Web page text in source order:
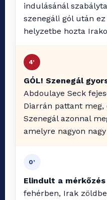
indulásánál
szenegáli gól után
helyzetbe hozta
4’
GÓL! Szenegál
Abdoulaye Seck
Diarrán pattant
Szenegál azonnal
amelyre nagyon
0’
Elindult a
fehérben, Irak